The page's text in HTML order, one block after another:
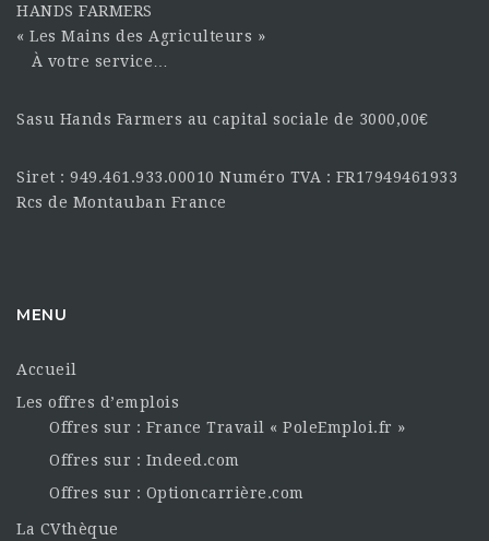
HANDS FARMERS
« Les Mains des Agriculteurs »
À votre service…
Sasu Hands Farmers au capital sociale de 3000,00€
Siret : 949.461.933.00010 Numéro TVA : FR17949461933
Rcs de Montauban France
MENU
Accueil
Les offres d’emplois
Offres sur : France Travail « PoleEmploi.fr »
Offres sur : Indeed.com
Offres sur : Optioncarrière.com
La CVthèque